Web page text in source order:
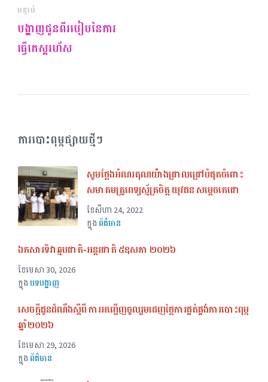
បន្ទាប់
បង្ហាញជូនពីរបៀបនៃការ
ធ្វើតេស្តរហ័ស
ការបោះពុម្ពផ្សាយថ្មីៗ
សូមថ្លែងអំណរគុណយ៉ាងជ្រាលជ្រៅបំផុតចំពោះ
សមាគមគ្រូពេទ្យស្ម័គ្រចិត្ត យុវជន សម្តេចតេជោ
ខែ​សីហា 24, 2022
ក្នុង ព័ត៌មាន
ឯកសារទិវាឆ្មបជាតិ-អន្តរជាតិ ៥ឧសភា ២០២៦
ខែ​មេសា 30, 2026
ក្នុង បទបង្ហាញ
សេចក្ដីជូនដំណឹងស្ដីពី ការអញ្ជើញចូលរួមដេញថ្លៃការផ្គត់ផ្គង់ការបោះពុម្ភ
ឆ្នាំ២០២៦
ខែ​មេសា 29, 2026
ក្នុង ព័ត៌មាន